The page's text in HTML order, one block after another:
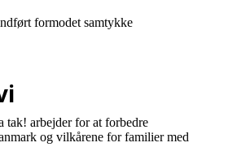
tak! arbejder for at forbedre
og vilkårene for familier med